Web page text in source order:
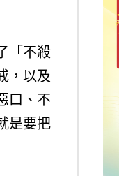
「不殺
，以及
口、不
是要把